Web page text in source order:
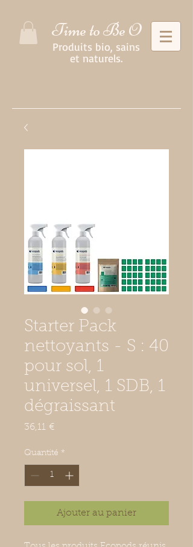
Time to Be O
Produits bio, sains
et naturels.
Starter Pack
nettoyants - S : 40
pour sol, 1
universel, 1 SDB, 1
dégraissant
36,11 €Prix
Quantité *
Ajouter au panier